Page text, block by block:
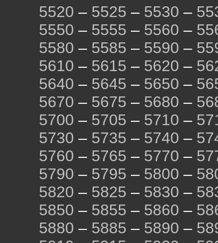
5520 – 5525 – 5530 –
5550 – 5555 – 5560 –
5580 – 5585 – 5590 –
5610 – 5615 – 5620 –
5640 – 5645 – 5650 –
5670 – 5675 – 5680 –
5700 – 5705 – 5710 –
5730 – 5735 – 5740 –
5760 – 5765 – 5770 –
5790 – 5795 – 5800 –
5820 – 5825 – 5830 –
5850 – 5855 – 5860 –
5880 – 5885 – 5890 –